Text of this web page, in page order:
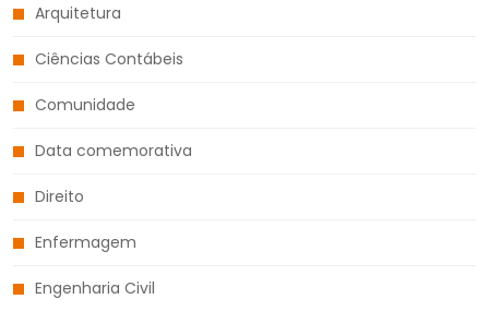
Arquitetura
Ciências Contábeis
Comunidade
Data comemorativa
Direito
Enfermagem
Engenharia Civil